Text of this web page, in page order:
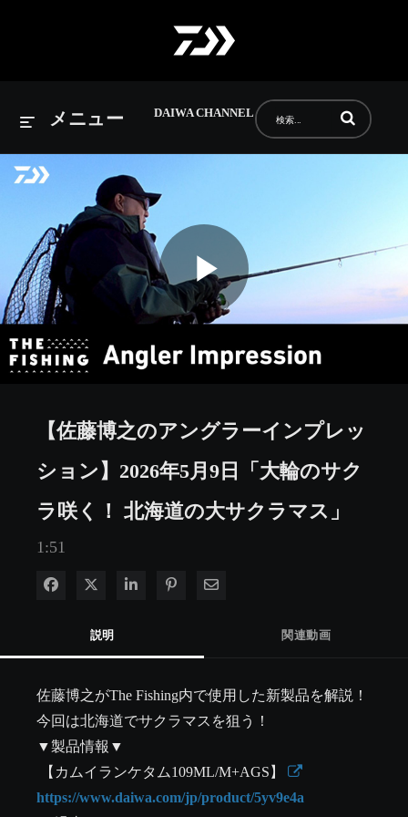
DAIWA CHANNEL
メニュー 動画の検索語句
Play
【佐藤博之のアングラーインプレッ
ション】2026年5月9日「大輪のサク
ラ咲く！ 北海道の大サクラマス」
1:51
Facebook で共有
Xで共有する
LinkedIn で共有
Pinterest に投稿
電子メールで共有
説明 関連動画
佐藤博之がThe Fishing内で使用した新製品を解説！
今回は北海道でサクラマスを狙う！
▼製品情報▼
【カムイランケタム109ML/M+AGS】
https://www.daiwa.com/jp/product/5yv9e4a